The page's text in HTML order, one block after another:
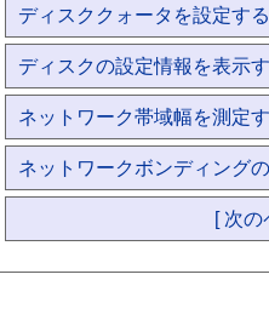
ディスククォータを設定する
ディスクの設定情報を表示
ネットワーク帯域幅を測定
ネットワークボンディング
[ 次の